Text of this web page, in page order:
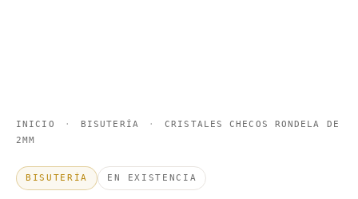
INICIO · BISUTERÍA ·
CRISTALES CHECOS RONDELA DE
2MM
BISUTERÍA EN EXISTENCIA